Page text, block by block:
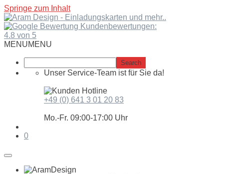
Springe zum Inhalt
Kundenbewertungen:
4.8 von 5
MENUMENU
Unser Service-Team ist für Sie da!
+49 (0) 641 3 01 20 83
Mo.-Fr. 09:00-17:00 Uhr
0